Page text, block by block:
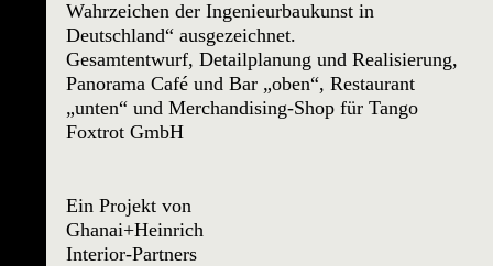
Wahrzeichen der Ingenieurbaukunst in
Deutschland“ ausgezeichnet.
Gesamtentwurf, Detailplanung und Realisierung,
Panorama Café und Bar „oben“, Restaurant
„unten“ und Merchandising-Shop für Tango
Foxtrot GmbH
Ein Projekt von
Ghanai+Heinrich
Interior-Partners